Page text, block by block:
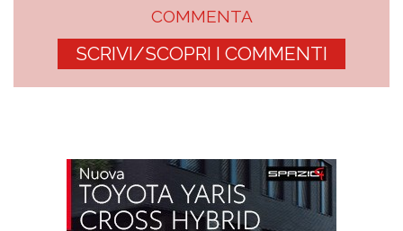
COMMENTA
SCRIVI/SCOPRI I COMMENTI